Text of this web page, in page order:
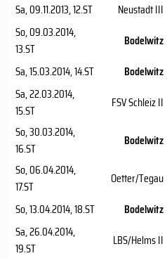
Sa, 09.11.2013, 12.ST Neustadt III
So, 09.03.2014,
13.ST
Bodelwitz
Sa, 15.03.2014, 14.ST Bodelwitz
Sa, 22.03.2014,
15.ST
FSV Schleiz II
So, 30.03.2014,
16.ST
Bodelwitz
So, 06.04.2014,
17.ST
Oetter/Tegau
So, 13.04.2014, 18.ST Bodelwitz
Sa, 26.04.2014,
19.ST
LBS/Helms II